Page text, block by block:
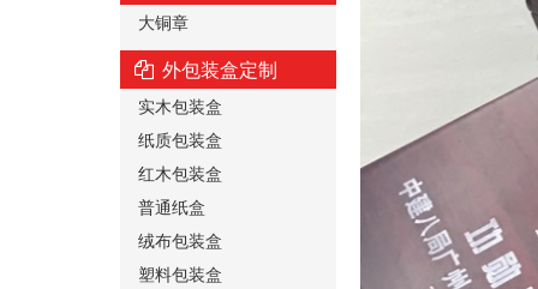
大铜章
外包装盒定制
实木包装盒
纸质包装盒
红木包装盒
普通纸盒
绒布包装盒
塑料包装盒